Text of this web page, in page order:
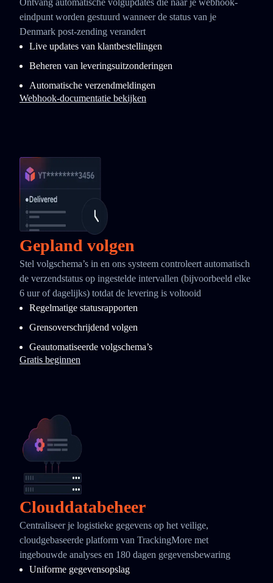
Ontvang automatische volgupdates die naar je webhook-
eindpunt worden gestuurd wanneer de status van je
Denmark post-zending verandert
Live updates van klantbestellingen
Beheren van leveringsuitzonderingen
Automatische verzendmeldingen
Webhook-documentatie bekijken
Gepland volgen
Stel volgschema’s in en ons systeem controleert automatisch
de verzendstatus op ingestelde intervallen (bijvoorbeeld elke
6 uur of dagelijks) totdat de levering is voltooid
Regelmatige statusrapporten
Grensoverschrijdend volgen
Geautomatiseerde volgschema’s
Gratis beginnen
Clouddatabeheer
Centraliseer je logistieke gegevens op het veilige,
cloudgebaseerde platform van TrackingMore met
ingebouwde analyses en 180 dagen gegevensbewaring
Uniforme gegevensopslag